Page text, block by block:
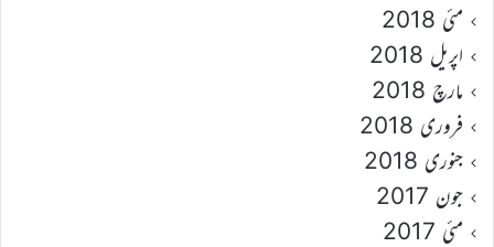
مئی 2018
اپریل 2018
مارچ 2018
فروری 2018
جنوری 2018
جون 2017
مئی 2017